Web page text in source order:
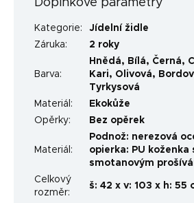
Doplňkové parametry
Kategorie:
Jídelní židle
Záruka: 2 roky
Barva:
Hnědá, Bílá, Černá,
Kari, Olivová,
Tyrkysová
Materiál :
Ekokůže
Opěrky: Bez opěrek
Materiál :
Podnož: nerezová
opierka: PU
smotanovým
Celkový
rozměr:
š: 42 x v: 103 x h: 55